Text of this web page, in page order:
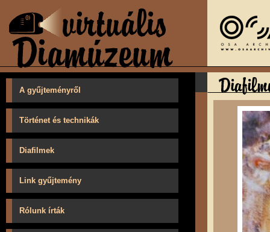
A gyűjteményről
Történet és technikák
Diafilmek
Link gyűjtemény
Rólunk írták